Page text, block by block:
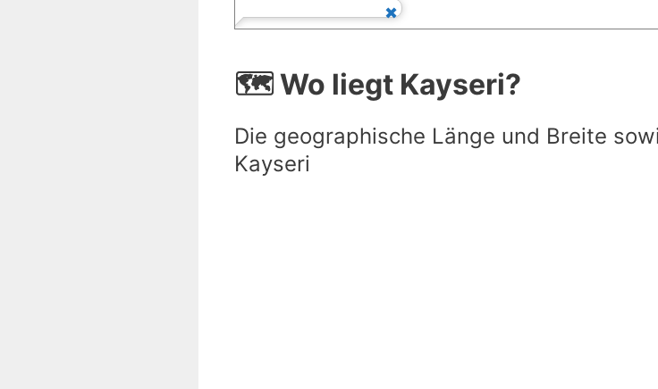
🗺️ Wo liegt Kayseri?
Die geographische Länge und Breite
Kayseri